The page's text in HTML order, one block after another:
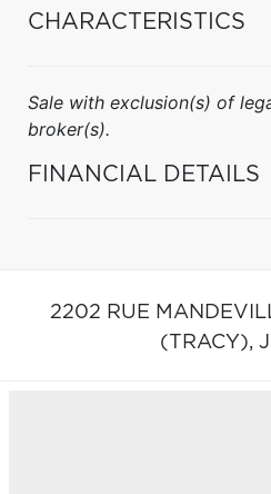
CHARACTERISTICS
Sale with exclusion(s) of
broker(s).
FINANCIAL DETAILS
2202 RUE
(TRACY),